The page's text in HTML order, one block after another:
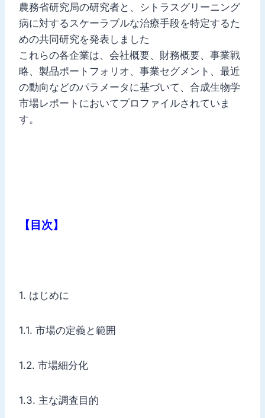
農務省研究局の研究者と、シトラスグリーニング
病に対するスケーラブルな治療手段を特定するた
めの共同研究を発表しました
これらの各企業は、会社概要、財務概要、事業戦
略、製品ポートフォリオ、事業セグメント、最近
の動向などのパラメータに基づいて、合成生物学
市場レポートにおいてプロファイルされていま
す。
【目次】
1. はじめに
1.1. 市場の定義と範囲
1.2. 市場細分化
1.3. 主な調査目的